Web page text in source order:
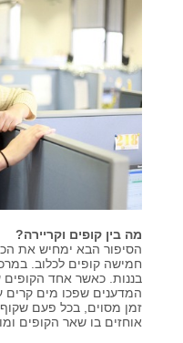
שאלות נפוצות
התנתקות
מה בין קופים וקריירה?
הסיפור הבא ימחיש את
חמישה קופים לכלוב.
בננות. כאשר אחד הקופים
המדענים שפכו מים
זמן מסוים, בכל פעם
אוחזים בו שאר הקופים